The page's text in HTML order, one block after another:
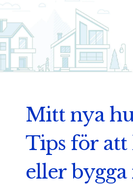
HITTA INSPIRATION
TOTALKOSTNAD
ANVÄND DIN FANTASI
Mitt nya
Tips för att
eller